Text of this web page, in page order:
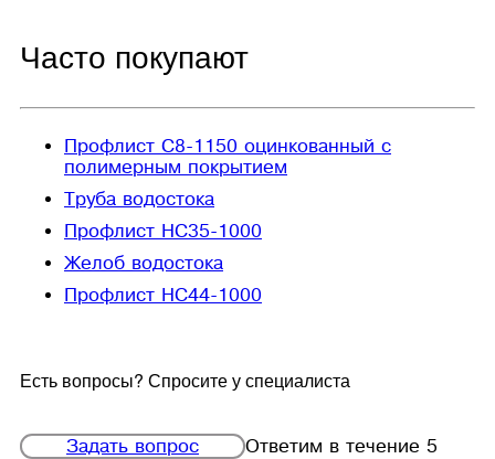
Часто покупают
Профлист С8-1150 оцинкованный с
полимерным покрытием
Труба водостока
Профлист НС35-1000
Желоб водостока
Профлист НС44-1000
Есть вопросы? Спросите у специалиста
Задать вопрос
Ответим в течение 5